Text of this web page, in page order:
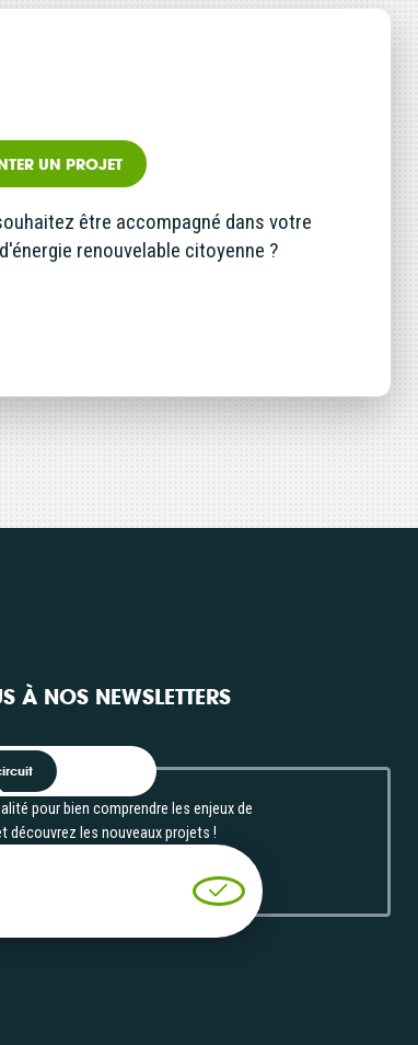
UN PROJET
être accompagné dans votre
renouvelable citoyenne ?
À NOS NEWSLETTERS
pour bien comprendre les enjeux de
découvrez les nouveaux projets !
Valider l'inscription